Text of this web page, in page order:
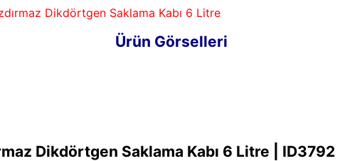
Dikdörtgen Saklama Kabı 6 Litre
Ürün Görselleri
Dikdörtgen Saklama Kabı 6 Litre | ID3792|